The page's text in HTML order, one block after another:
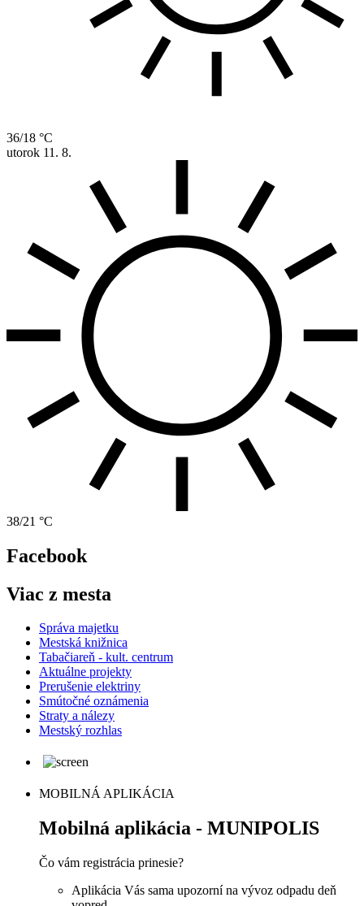
36/18 °C
utorok 11. 8.
38/21 °C
Facebook
Viac z mesta
Správa majetku
Mestská knižnica
Tabačiareň - kult. centrum
Aktuálne projekty
Prerušenie elektriny
Smútočné oznámenia
Straty a nálezy
Mestský rozhlas
MOBILNÁ APLIKÁCIA
Mobilná aplikácia - MUNIPOLIS
Čo vám registrácia prinesie?
Aplikácia Vás sama upozorní na vývoz odpadu deň